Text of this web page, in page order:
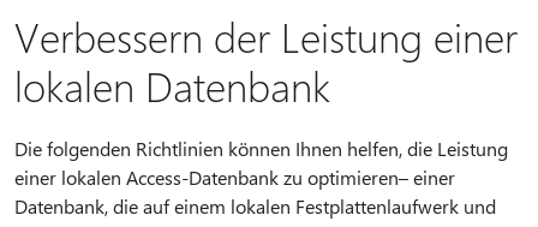
Verbessern der Leistung einer
lokalen Datenbank
Die folgenden Richtlinien können Ihnen helfen, die Leistung
einer lokalen Access-Datenbank zu optimieren– einer
Datenbank, die auf einem lokalen Festplattenlaufwerk und